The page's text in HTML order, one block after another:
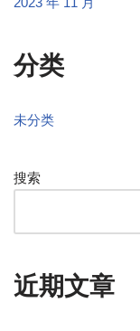
分类
未分类
搜索
近期文章